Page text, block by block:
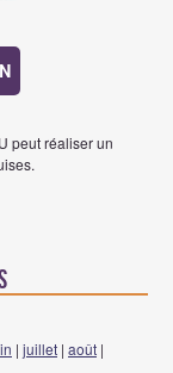
peut réaliser un
| juillet | août |